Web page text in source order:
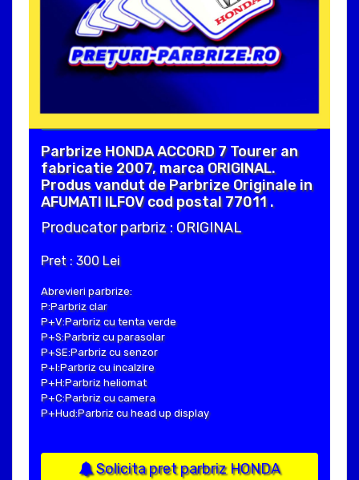
Parbrize HONDA ACCORD 7 Tourer an
fabricatie 2007, marca ORIGINAL.
Produs vandut de Parbrize Originale in
AFUMATI ILFOV cod postal 77011 .
Producator parbriz : ORIGINAL
Pret : 300 Lei
Abrevieri parbrize:
P:Parbriz clar
P+V:Parbriz cu tenta verde
P+S:Parbriz cu parasolar
P+SE:Parbriz cu senzor
P+I:Parbriz cu incalzire
P+H:Parbriz heliomat
P+C:Parbriz cu camera
P+Hud:Parbriz cu head up display
Solicita pret parbriz HONDA